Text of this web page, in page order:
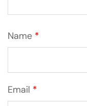
Name *
Email *